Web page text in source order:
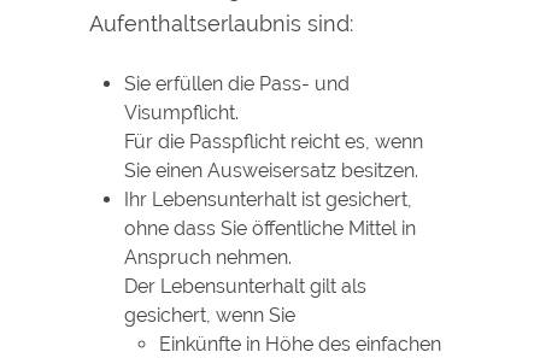
Aufenthaltserlaubnis sind:
Sie erfüllen die Pass- und
Visumpflicht.
Für die Passpflicht reicht es, wenn
Sie einen Ausweisersatz besitzen.
Ihr Lebensunterhalt ist gesichert,
ohne dass Sie öffentliche Mittel in
Anspruch nehmen.
Der Lebensunterhalt gilt als
gesichert, wenn Sie
Einkünfte in Höhe des einfachen